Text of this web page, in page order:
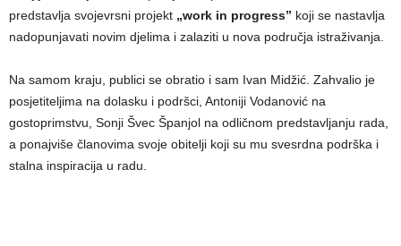
predstavlja svojevrsni projekt „work in progress” koji se nastavlja
nadopunjavati novim djelima i zalaziti u nova područja istraživanja.
Na samom kraju, publici se obratio i sam Ivan Midžić. Zahvalio je
posjetiteljima na dolasku i podršci, Antoniji Vodanović na
gostoprimstvu, Sonji Švec Španjol na odličnom predstavljanju rada,
a ponajviše članovima svoje obitelji koji su mu svesrdna podrška i
stalna inspiracija u radu.